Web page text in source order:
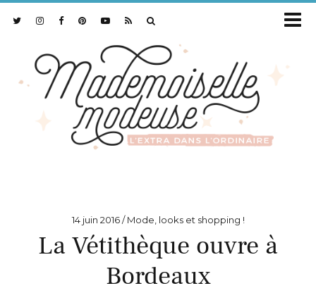
14 juin 2016 Mode, looks et shopping !
La Vétithèque ouvre à
Bordeaux